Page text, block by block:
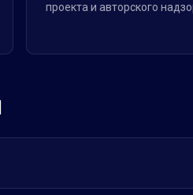
проекта и авторского